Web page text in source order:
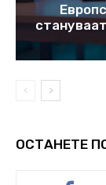
ОСТАНЕТЕ